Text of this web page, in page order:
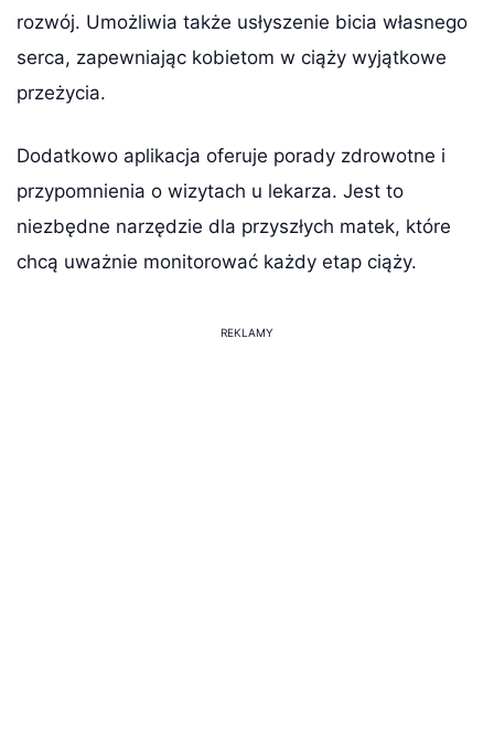
rozwój. Umożliwia także usłyszenie bicia własnego
serca, zapewniając kobietom w ciąży wyjątkowe
przeżycia.
Dodatkowo aplikacja oferuje porady zdrowotne i
przypomnienia o wizytach u lekarza. Jest to
niezbędne narzędzie dla przyszłych matek, które
chcą uważnie monitorować każdy etap ciąży.
REKLAMY